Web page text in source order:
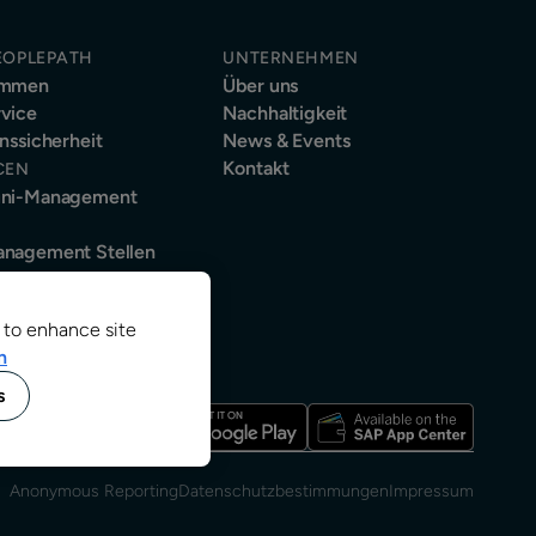
Management
Stellen
UNTERNEHMEN
Über uns
Nachhaltigkeit
News & Events
Kontakt
Anonymous ReportingDatenschutzbestimmungenImpressum
enhance site